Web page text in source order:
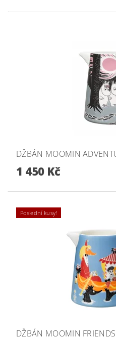
DŽBÁN MOOMIN
1 450 Kč
Poslední kusy!
DŽBÁN MOOMIN